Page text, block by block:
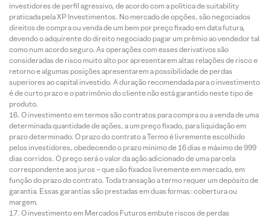
investidores de perfil agressivo, de acordo com a política de suitability
praticada pela XP Investimentos. No mercado de opções, são negociados
direitos de compra ou venda de um bem por preço fixado em data futura,
devendo o adquirente do direito negociado pagar um prêmio ao vendedor tal
como num acordo seguro. As operações com esses derivativos são
consideradas de risco muito alto por apresentarem altas relações de risco e
retorno e algumas posições apresentarem a possibilidade de perdas
superiores ao capital investido. A duração recomendada para o investimento
é de curto prazo e o patrimônio do cliente não está garantido neste tipo de
produto.
O investimento em termos são contratos para compra ou a venda de uma
determinada quantidade de ações, a um preço fixado, para liquidação em
prazo determinado. O prazo do contrato a Termo é livremente escolhido
pelos investidores, obedecendo o prazo mínimo de 16 dias e máximo de 999
dias corridos. O preço será o valor da ação adicionado de uma parcela
correspondente aos juros – que são fixados livremente em mercado, em
função do prazo do contrato. Toda transação a termo requer um depósito de
garantia. Essas garantias são prestadas em duas formas: cobertura ou
margem.
O investimento em Mercados Futuros embute riscos de perdas